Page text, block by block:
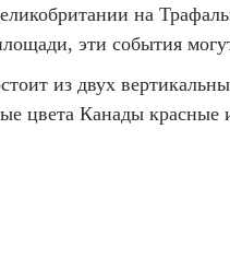
на
эти события
из двух
цвета Канады